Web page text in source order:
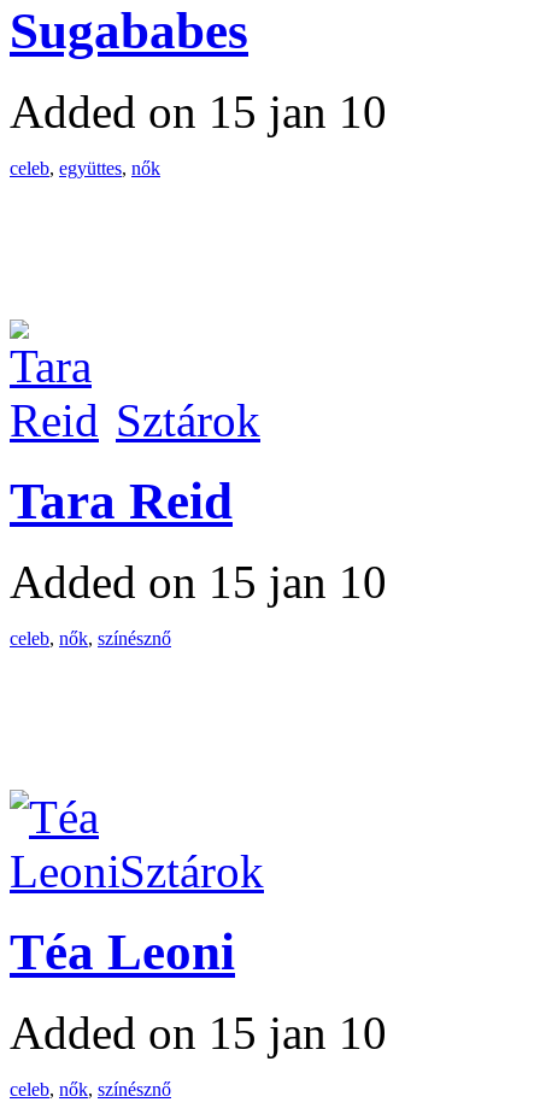
Sugababes
Added on 15 jan 10
celeb, együttes, nők
Sztárok
Tara Reid
Added on 15 jan 10
celeb, nők, színésznő
Sztárok
Téa Leoni
Added on 15 jan 10
celeb, nők, színésznő